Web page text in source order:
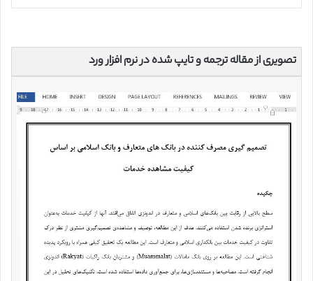
تصویری از مقاله ترجمه و تایپ شده در نرم افزار ورد